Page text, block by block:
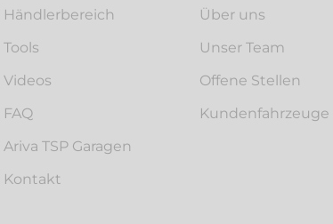
Händlerbereich
Tools
Videos
FAQ
Ariva TSP Garagen
Kontakt
Über uns
Unser Team
Offene Stellen
Kunden­fahrzeuge